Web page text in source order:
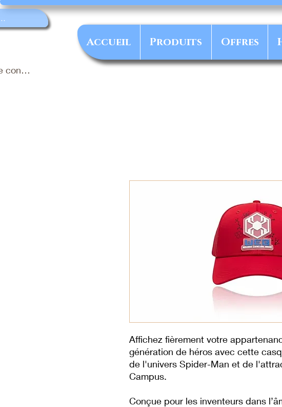
Accueil Produits Offres
connecter
Affichez fièrement votre
génération de héros avec cette
de l'univers Spider-Man et de
Campus.
Conçue pour les inventeurs dans